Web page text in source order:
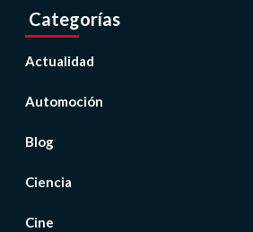
Categorías
Actualidad
Automoción
Blog
Ciencia
Cine